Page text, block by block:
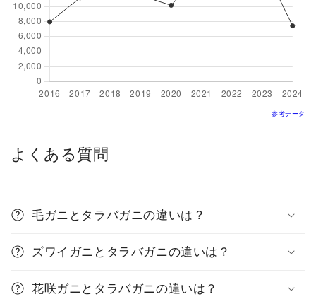
参考データ
よくある質問
毛ガニとタラバガニの違いは？
ズワイガニとタラバガニの違いは？
花咲ガニとタラバガニの違いは？